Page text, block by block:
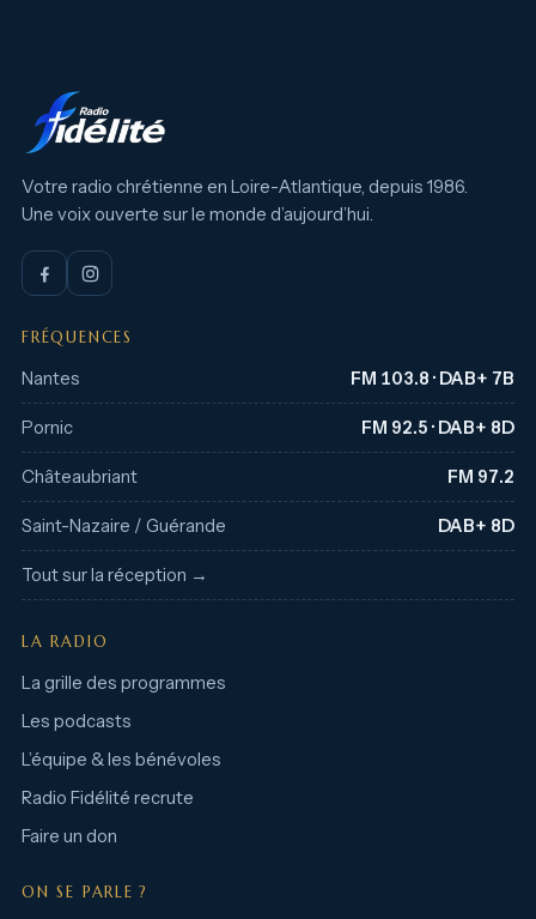
Votre radio chrétienne en Loire-Atlantique, depuis 1986.
Une voix ouverte sur le monde d’aujourd’hui.
FRÉQUENCES
Nantes FM 103.8 · DAB+ 7B
Pornic FM 92.5 · DAB+ 8D
Châteaubriant FM 97.2
Saint-Nazaire / Guérande DAB+ 8D
Tout sur la réception →
LA RADIO
La grille des programmes
Les podcasts
L’équipe & les bénévoles
Radio Fidélité recrute
Faire un don
ON SE PARLE ?